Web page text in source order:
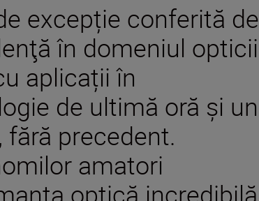
excepție conferită de
în domeniul opticii
aplicații în
de ultimă oră și un
precedent.
amatori
optică incredibilă